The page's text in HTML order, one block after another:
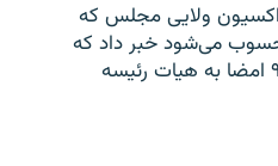
ولایی مجلس که
می‌شود خبر داد که
طرح استیضاح وزیر اقتصاد با ۹۰ امضا به هیات رئیسه